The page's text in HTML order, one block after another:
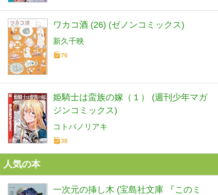
ワカコ酒 (26) (ゼノンコミックス)
新久千映
76
姫騎士は蛮族の嫁（１） (週刊少年マガ
ジンコミックス)
コトバノリアキ
38
人気の本
一次元の挿し木 (宝島社文庫 『このミ